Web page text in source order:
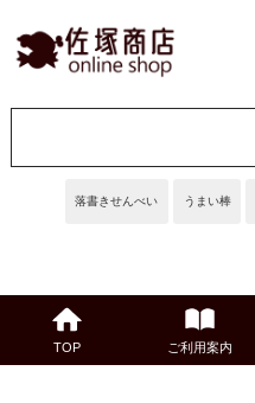
落書きせんべい うまい棒
TOP ご利用案内